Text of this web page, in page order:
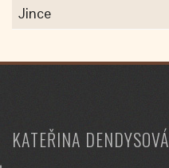
Jince
KATEŘINA DENDYSOVÁ